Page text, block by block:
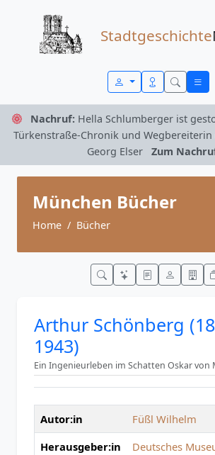
Stadtgeschichte
Nachruf: Hella Schlumberger ist
Türkenstraße-Chronik und
Georg Elser
Zum
München Bücher
Home Bücher
Arthur Schönberg
1943)
Ein Ingenieurleben im Schatten Oskar von
Autor:in
Füßl Wilhelm
Herausgeber:in
Deutsches